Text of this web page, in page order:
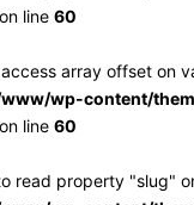
on line 60
array offset on
wp-content/
on line 60
read property "slug"